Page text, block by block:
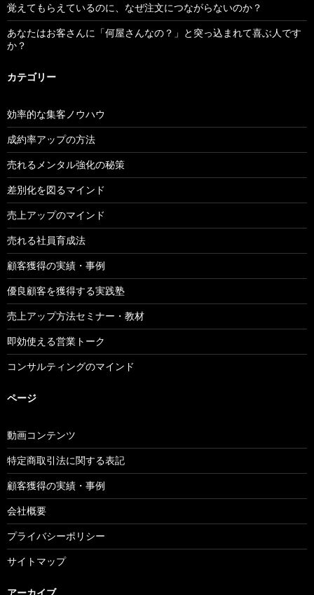
覚えてもらえているのに、なぜ注文につながらないのか？
あなたはお客さんに「何屋さんなの？」と突っ込まれて喜ぶ人です
か？
カテゴリー
効率的な集客ノウハウ
成約率アップの方法
売れるメンタル強化の秘策
差別化を図るマインド
売上アップのマインド
売れる社員育成法
顧客獲得の実績・事例
優良顧客を獲得する実践塾
売上アップ方法セミナー・教材
即効使える営業トーク
コンサルティングのマインド
ページ
動画コンテンツ
特定商取引法に関する表記
顧客獲得の実績・事例
会社概要
プライバシーポリシー
サイトマップ
アーカイブ